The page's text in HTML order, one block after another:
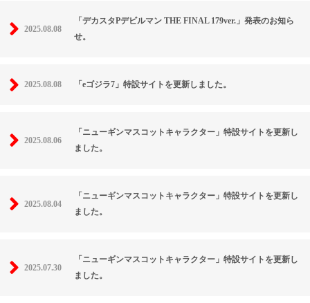
2025.08.08
「デカスタPデビルマン THE FINAL 179ver.」発表のお知ら
せ。
2025.08.08 「eゴジラ7」特設サイトを更新しました。
2025.08.06
「ニューギンマスコットキャラクター」特設サイトを更新し
ました。
2025.08.04
「ニューギンマスコットキャラクター」特設サイトを更新し
ました。
2025.07.30
「ニューギンマスコットキャラクター」特設サイトを更新し
ました。